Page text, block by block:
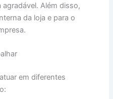
Além disso,
da loja e para o
em diferentes